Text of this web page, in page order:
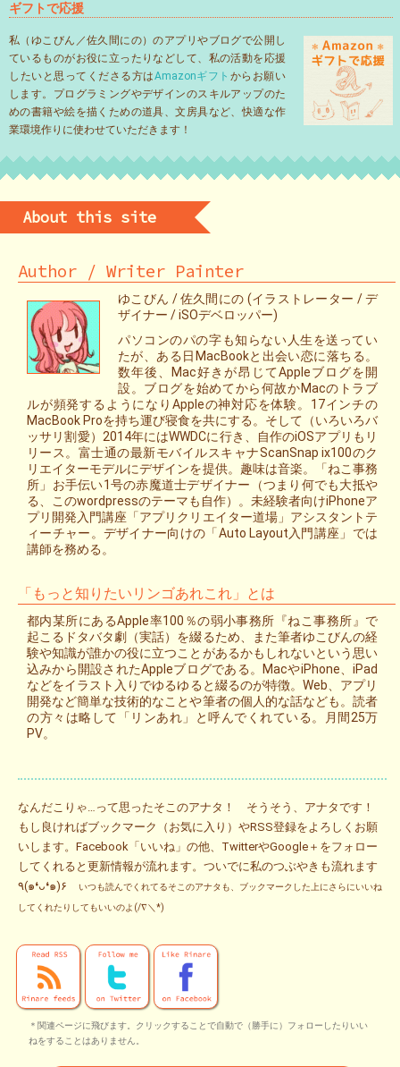
ギフトで応援
私（ゆこびん／佐久間にの）のアプリやブログで公開し
ているものがお役に立ったりなどして、私の活動を応援
したいと思ってくださる方はAmazonギフト からお願い
します。プログラミングやデザインのスキルアップのた
めの書籍や絵を描くための道具、文房具など、快適な作
業環境作りに使わせていただきます！
About this site
Author / Writer Painter
ゆこびん / 佐久間にの (イラストレーター / デ
ザイナー / iSOデベロッパー)
パソコンのパの字も知らない人生を送ってい
たが、ある日MacBookと出会い恋に落ちる。
数年後、Mac好きが昂じてAppleブログを開
設。ブログを始めてから何故かMacのトラブ
ルが頻発するようになりAppleの神対応を体験。17インチの
MacBook Proを持ち運び寝食を共にする。そして（いろいろバ
ッサリ割愛）2014年にはWWDCに行き、自作のiOSアプリもリ
リース。富士通の最新モバイルスキャナScanSnap ix100のク
リエイターモデルにデザインを提供。趣味は音楽。「ねこ事務
所」お手伝い1号の赤魔道士デザイナー（つまり何でも大抵や
る、このwordpressのテーマも自作）。未経験者向けiPhoneア
プリ開発入門講座「アプリクリエイター道場」アシスタントテ
ィーチャー。デザイナー向けの「Auto Layout入門講座」では
講師を務める。
「もっと知りたいリンゴあれこれ」とは
都内某所にあるApple率100％の弱小事務所『ねこ事務所』で
起こるドタバタ劇（実話）を綴るため、また筆者ゆこびんの経
験や知識が誰かの役に立つことがあるかもしれないという思い
込みから開設されたAppleブログである。MacやiPhone、iPad
などをイラスト入りでゆるゆると綴るのが特徴。Web、アプリ
開発など簡単な技術的なことや筆者の個人的な話なども。読者
の方々は略して「リンあれ」と呼んでくれている。月間25万
PV。
なんだこりゃ…って思ったそこのアナタ！ そうそう、アナタです！
もし良ければブックマーク（お気に入り）やRSS登録をよろしくお願
いします。Facebook「いいね」の他、TwitterやGoogle＋をフォロー
してくれると更新情報が流れます。ついでに私のつぶやきも流れます
٩(๑❛ᴗ❛๑)۶
いつも読んでくれてるそこのアナタも、ブックマークした上にさらにいいね
してくれたりしてもいいのよ(/∇＼*)
＊関連ページに飛びます。クリックすることで自動で（勝手に）フォローしたりいい
ねをすることはありません。